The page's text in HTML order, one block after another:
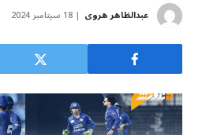
عبدالظاهر هروی 18 سپتامبر 2024